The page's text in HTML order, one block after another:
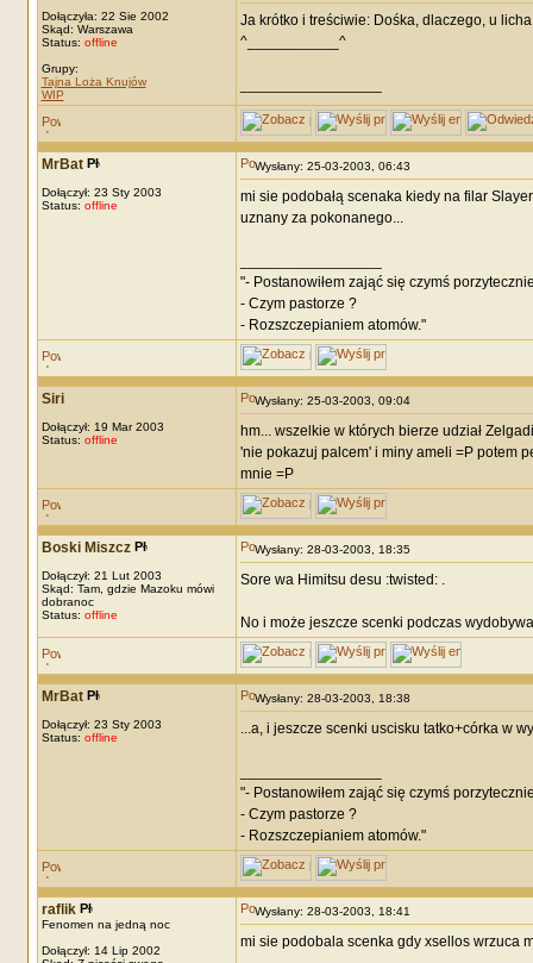
Dołączyła: 22 Sie 2002
Skąd: Warszawa
Status: offline
Grupy:
Tajna Loża Knujów
WIP
Ja krótko i treściwie: Dośka, dlaczego, u
^___________^
MrBat
Dołączył: 23 Sty 2003
Status: offline
Wysłany: 25-03-2003, 06:43
mi sie podobałą scenaka kiedy na filar
uznany za pokonanego...
"- Postanowiłem zająć się czymś
- Czym pastorze ?
- Rozszczepianiem atomów."
Siri
Dołączył: 19 Mar 2003
Status: offline
Wysłany: 25-03-2003, 09:04
hm... wszelkie w których bierze udział
'nie pokazuj palcem' i miny ameli =P potem
mnie =P
Boski Miszcz
Dołączył: 21 Lut 2003
Skąd: Tam, gdzie Mazoku mówi
dobranoc
Status: offline
Wysłany: 28-03-2003, 18:35
Sore wa Himitsu desu :twisted: .
No i może jeszcze scenki podczas
MrBat
Dołączył: 23 Sty 2003
Status: offline
Wysłany: 28-03-2003, 18:38
...a, i jeszcze scenki uscisku tatko+córka w
"- Postanowiłem zająć się czymś
- Czym pastorze ?
- Rozszczepianiem atomów."
raflik
Fenomen na jedną noc
Dołączył: 14 Lip 2002
Wysłany: 28-03-2003, 18:41
mi sie podobala scenka gdy xsellos wrzuca